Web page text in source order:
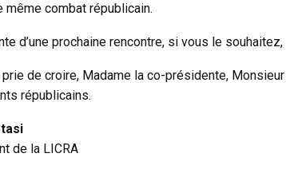
même combat républicain.
d’une prochaine rencontre, si vous le souhaitez,
de croire, Madame la co-présidente,
républicains.
de la LICRA